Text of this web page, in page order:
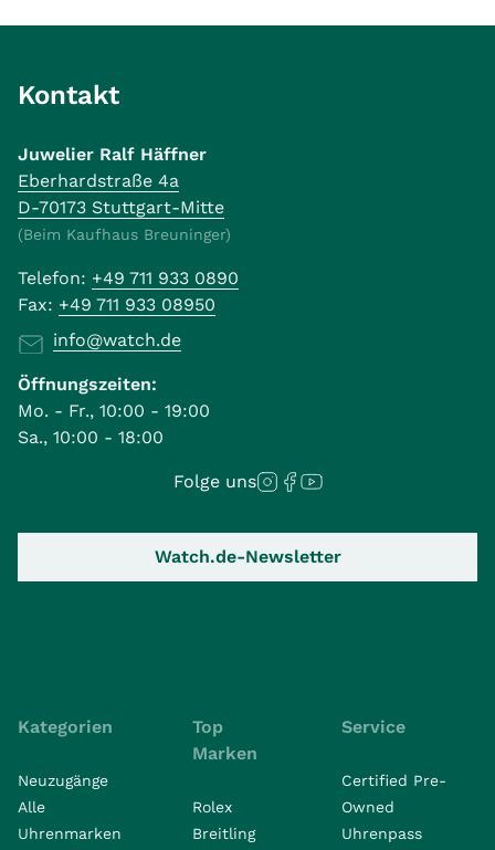
Kontakt
Juwelier Ralf Häffner
Eberhardstraße 4a
D-70173 Stuttgart-Mitte
(Beim Kaufhaus Breuninger)
Telefon: +49 711 933 0890
Fax: +49 711 933 08950
info@watch.de
Öffnungszeiten:
Mo. - Fr., 10:00 - 19:00
Sa., 10:00 - 18:00
Folge uns
Watch.de-Newsletter
Kategorien
Neuzugänge
Alle
Uhrenmarken
Top
Marken
Rolex
Breitling
Service
Certified Pre-
Owned
Uhrenpass